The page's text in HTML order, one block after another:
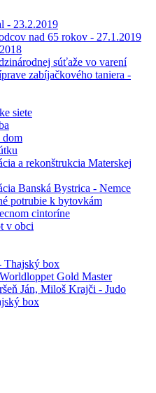
- 23.2.2019
nad 65 rokov - 27.1.2019
súťaže vo varení
zabíjačkového taniera -
siete
a rekonštrukcia Materskej
Banská Bystrica - Nemce
potrubie k bytovkám
cintoríne
v obci
Thajský box
Gold Master
Ján, Miloš Krajči - Judo
box